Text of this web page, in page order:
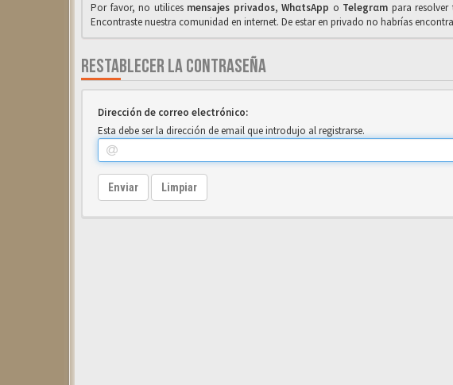
Por favor, no utilices mensajes privados,WhαtsApp o Telegrαm para
Encontraste nuestra comunidad en internet. De estar en privado no habrías
RESTABLECER LA CONTRASEÑA
Dirección de correo electrónico:
Esta debe ser la dirección de email que introdujo al registrarse.
Enviar Limpiar